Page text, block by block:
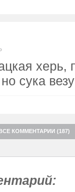
херь,
сука
КОММЕНТАРИИ (187)